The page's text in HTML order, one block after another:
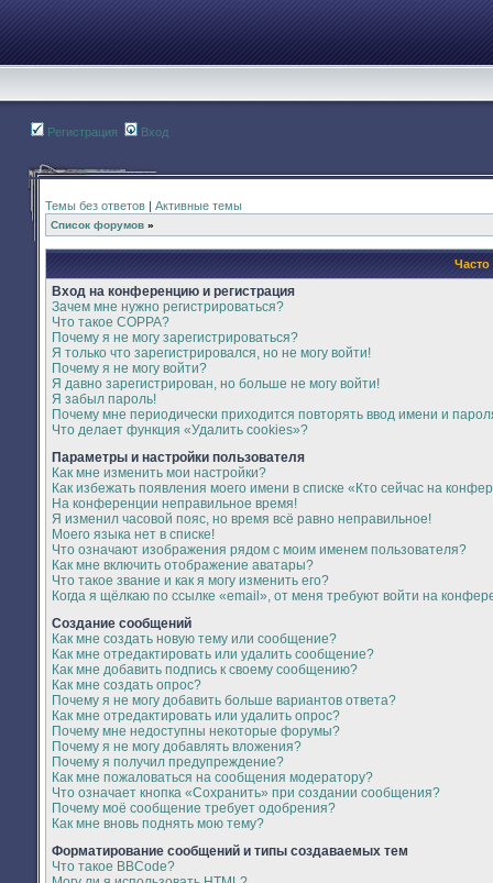
Регистрация Вход
Темы без ответов | Активные темы
Список форумов »
Вход на конференцию и регистрация
Зачем мне нужно регистрироваться?
Что такое COPPA?
Почему я не могу зарегистрироваться?
Я только что зарегистрировался, но не могу войти!
Почему я не могу войти?
Я давно зарегистрирован, но больше не могу войти!
Я забыл пароль!
Почему мне периодически приходится повторять ввод имени и
Что делает функция «Удалить cookies»?
Параметры и настройки пользователя
Как мне изменить мои настройки?
Как избежать появления моего имени в списке «Кто сейчас на
На конференции неправильное время!
Я изменил часовой пояс, но время всё равно неправильное!
Моего языка нет в списке!
Что означают изображения рядом с моим именем пользователя?
Как мне включить отображение аватары?
Что такое звание и как я могу изменить его?
Когда я щёлкаю по ссылке «email», от меня требуют войти на
Создание сообщений
Как мне создать новую тему или сообщение?
Как мне отредактировать или удалить сообщение?
Как мне добавить подпись к своему сообщению?
Как мне создать опрос?
Почему я не могу добавить больше вариантов ответа?
Как мне отредактировать или удалить опрос?
Почему мне недоступны некоторые форумы?
Почему я не могу добавлять вложения?
Почему я получил предупреждение?
Как мне пожаловаться на сообщения модератору?
Что означает кнопка «Сохранить» при создании сообщения?
Почему моё сообщение требует одобрения?
Как мне вновь поднять мою тему?
Форматирование сообщений и типы создаваемых тем
Что такое BBCode?